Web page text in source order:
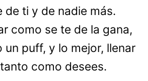
de ti y de nadie más.
como se te de la gana,
un puff, y lo mejor, llenar
como desees.